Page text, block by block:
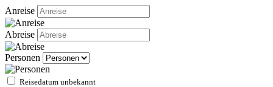
Anreise
Abreise
Personen
Reisedatum unbekannt